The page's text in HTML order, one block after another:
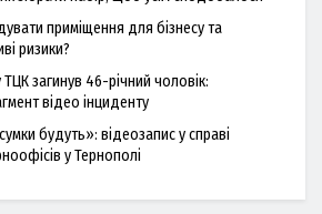
приміщення для бізнесу та
ризики?
загинув 46-річний чоловік:
відео інциденту
будуть»: відеозапис у справі
у Тернополі